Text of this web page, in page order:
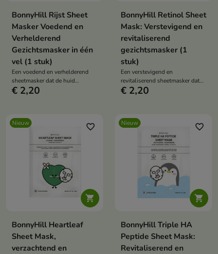
BonnyHill Rijst Sheet
Masker Voedend en
Verhelderend
Gezichtsmasker in één
vel (1 stuk)
Een voedend en verhelderend
sheetmasker dat de huid
intensief verzorgt en helpt haar
€ 2,20
BonnyHill Retinol Sheet
Mask: Verstevigend en
revitaliserend
gezichtsmasker (1
stuk)
Een verstevigend en
revitaliserend sheetmasker dat
de huid verzorgt en zorgt voor
€ 2,20
Nieuw

favorite_border
BonnyHill Heartleaf
Sheet Mask,
verzachtend en
Nieuw

favorite_border
BonnyHill Triple HA
Peptide Sheet Mask:
Revitaliserend en